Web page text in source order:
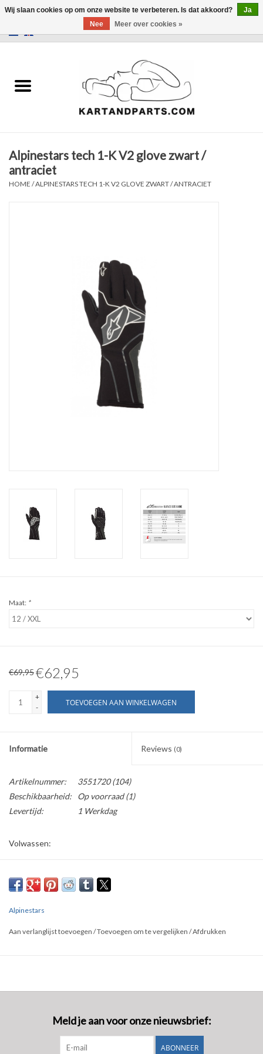
Sale
Kart Onderdelen
Laptimer
Olie en smeermiddelen
Alpinestars tech 1-K V2 glove zwart /
antraciet
HOME /ALPINESTARS TECH 1-K V2 GLOVE ZWART / ANTRACIET
Maat: *
€69,95€62,95
+
-
TOEVOEGEN AAN WINKELWAGEN
Informatie Reviews (0)
Artikelnummer:
3551720 (104)
Beschikbaarheid:
Op voorraad(1)
Levertijd:
1 Werkdag
Volwassen:
M = 20-24CM
L=23-26,5CM
XL= 25,5-29CM
Alpinestars
Aan verlanglijst toevoegen /Toevoegen om te vergelijken /Afdrukken
Meld je aan voor onze nieuwsbrief:
ABONNEER
Wij slaan cookies op om onze website te verbeteren. Is dat akkoord?
Ja
Nee
Meer over cookies »